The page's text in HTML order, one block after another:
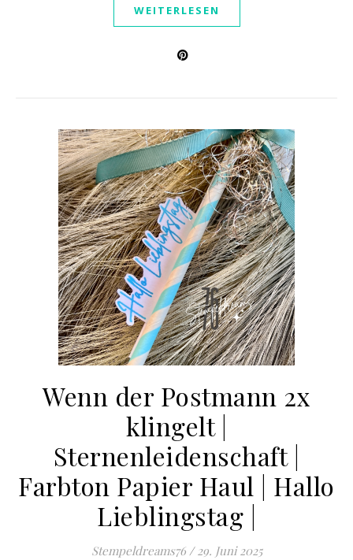
WEITERLESEN
Wenn der Postmann 2x
klingelt |
Sternenleidenschaft |
Farbton Papier Haul | Hallo
Lieblingstag |
Stempeldreams76 / 29. Juni 2025